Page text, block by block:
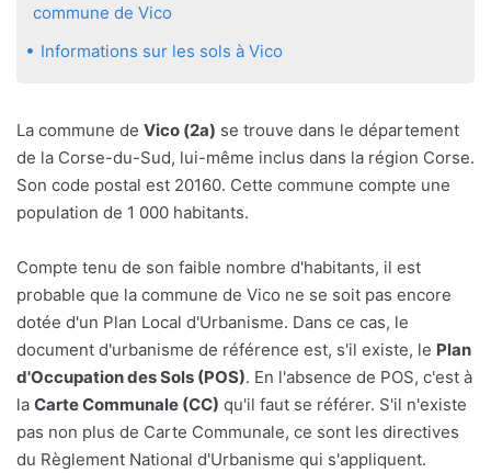
commune de Vico
Informations sur les sols à Vico
La commune de Vico (2a) se trouve dans le département
de la Corse-du-Sud, lui-même inclus dans la région Corse.
Son code postal est 20160. Cette commune compte une
population de 1 000 habitants.
Compte tenu de son faible nombre d'habitants, il est
probable que la commune de Vico ne se soit pas encore
dotée d'un Plan Local d'Urbanisme. Dans ce cas, le
document d'urbanisme de référence est, s'il existe, le Plan
d'Occupation des Sols (POS). En l'absence de POS, c'est à
la Carte Communale (CC) qu'il faut se référer. S'il n'existe
pas non plus de Carte Communale, ce sont les directives
du Règlement National d'Urbanisme qui s'appliquent.